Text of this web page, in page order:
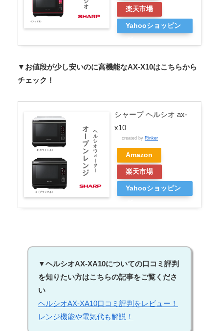
楽天市場
Yahooショッピン
▼お値段が少し安いのに高機能なAX-X10はこちらから
チェック！
シャープ ヘルシオ ax-
x10
created by Rinker
Amazon
楽天市場
Yahooショッピン
▼ヘルシオAX-XA10についての口コミ評判
を知りたい方はこちらの記事をご覧くださ
い
ヘルシオAX-XA10口コミ評判をレビュー！
レンジ機能や電気代も解説！